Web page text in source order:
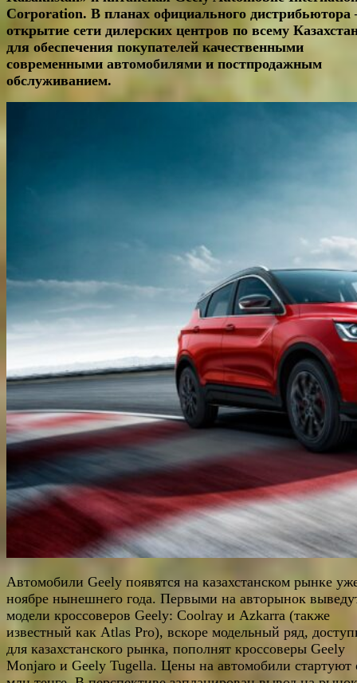
Corporation. В планах официального дистрибьютора
открытие сети дилерских центров по всему
для обеспечения покупателей качественными
современными автомобилями и постпродажным
обслуживанием.
Автомобили Geely появятся на казахстанском рынке
ноябре нынешнего года. Первыми на авторынок
модели кроссоверов Geely: Coolray и Azkarra (также
известный как Atlas Pro), вскоре модельный ряд,
для казахстанского рынка, пополнят кроссоверы Geely
Monjaro и Geely Tugella. Цены на автомобили стартуют